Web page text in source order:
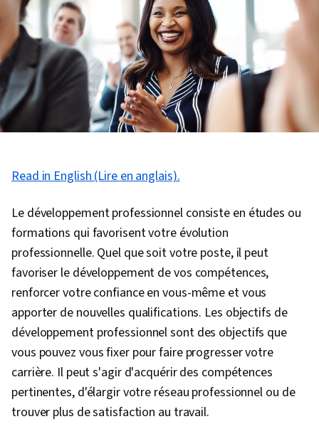
Read in English (Lire en anglais).
Le développement professionnel consiste en études ou
formations qui favorisent votre évolution
professionnelle. Quel que soit votre poste, il peut
favoriser le développement de vos compétences,
renforcer votre confiance en vous-même et vous
apporter de nouvelles qualifications. Les objectifs de
développement professionnel sont des objectifs que
vous pouvez vous fixer pour faire progresser votre
carrière. Il peut s'agir d'acquérir des compétences
pertinentes, d'élargir votre réseau professionnel ou de
trouver plus de satisfaction au travail.